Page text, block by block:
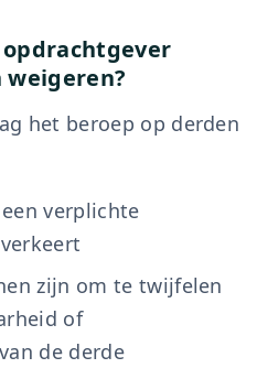
weigeren?
het beroep op derden
verplichte
zijn om te twijfelen
of
de derde